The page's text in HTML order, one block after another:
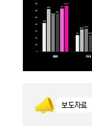
보도자료